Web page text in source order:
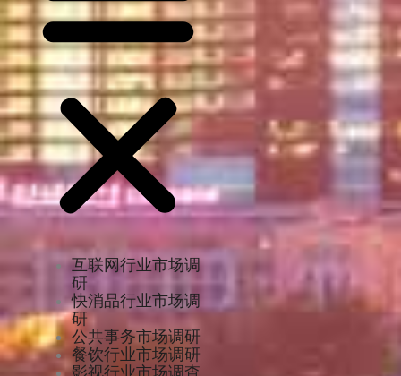
互联网行业市场调
研
快消品行业市场调
研
公共事务市场调研
餐饮行业市场调研
影视行业市场调查